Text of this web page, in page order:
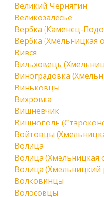
Великий Чернятин
Великозалесье
Вербка (Каменец-
Вербка (Хмельницкая
Вився
Вильховець
Виноградовка
Виньковцы
Вихровка
Вишневчик
Вишнополь
Войтовцы
Волица
Волица (Хмельницкая
Волица (Хмельницкий
Волковинцы
Волосовцы